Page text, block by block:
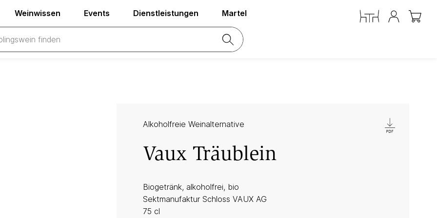
Weinwissen Events Dienstleistungen Martel
Alkoholfreie Weinalternative
Vaux Träublein
Biogetränk, alkoholfrei, bio
Sektmanufaktur Schloss VAUX AG
75 cl